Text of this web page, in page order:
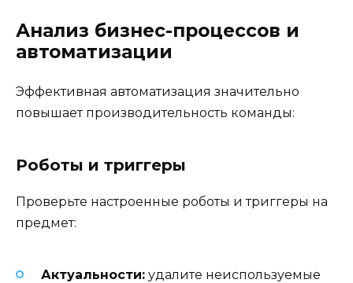
Анализ бизнес-процессов и
автоматизации
Эффективная автоматизация значительно
повышает производительность команды:
Роботы и триггеры
Проверьте настроенные роботы и триггеры на
предмет:
Актуальности: удалите неиспользуемые